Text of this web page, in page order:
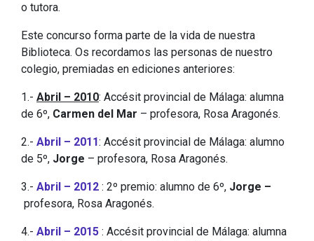
o tutora.
Este concurso forma parte de la vida de nuestra
Biblioteca. Os recordamos las personas de nuestro
colegio, premiadas en ediciones anteriores:
1.- Abril – 2010: Accésit provincial de Málaga: alumna
de 6º, Carmen del Mar – profesora, Rosa Aragonés.
2.- Abril – 2011: Accésit provincial de Málaga: alumno
de 5º, Jorge – profesora, Rosa Aragonés.
3.- Abril – 2012 : 2º premio: alumno de 6º, Jorge –
profesora, Rosa Aragonés.
4.- Abril – 2015 : Accésit provincial de Málaga: alumna